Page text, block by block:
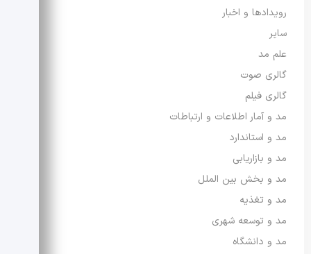
رویدادها و اخبار
سایر
علم مد
گالری صوت
گالری فیلم
مد و آمار اطلاعات و ارتباطات
مد و استاندارد
مد و بازاریابی
مد و بخش بین الملل
مد و تغذیه
مد و توسعه شهری
مد و دانشگاه